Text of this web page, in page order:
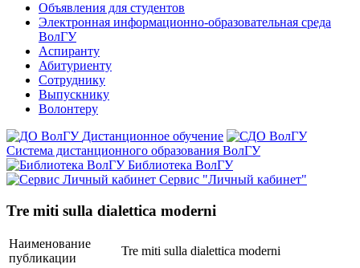
Объявления для студентов
Электронная информационно-образовательная среда
ВолГУ
Аспиранту
Абитуриенту
Сотруднику
Выпускнику
Волонтеру
Дистанционное обучение
Система дистанционного образования ВолГУ
Библиотека ВолГУ
Сервис "Личный кабинет"
Tre miti sulla dialettica moderni
Наименование
публикации
Tre miti sulla dialettica moderni